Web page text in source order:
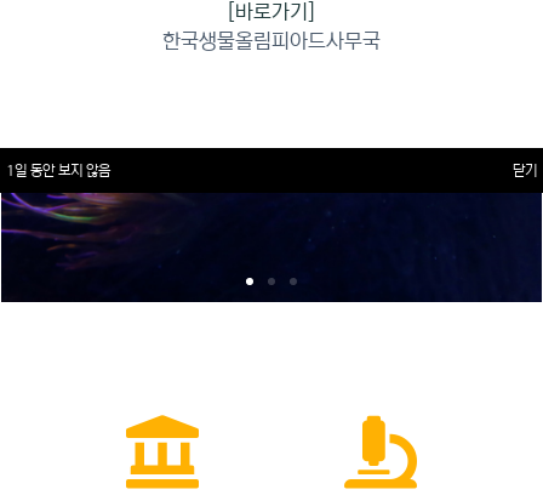
이수증명서 확인 바로가기
[바로가기]
한국생물올림피아드사무국
1일 동안 보지 않음 닫기